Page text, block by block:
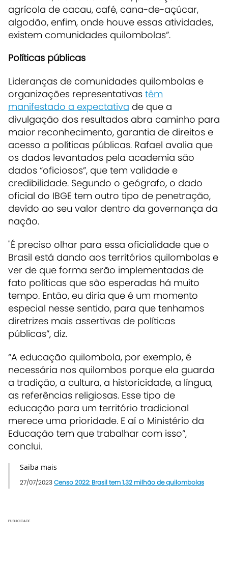
agrícola de cacau, café, cana-de-açúcar,
algodão, enfim, onde houve essas atividades,
existem comunidades quilombolas”.
Políticas públicas
Lideranças de comunidades quilombolas e
organizações representativas têm
manifestado a expectativa de que a
divulgação dos resultados abra caminho para
maior reconhecimento, garantia de direitos e
acesso a políticas públicas. Rafael avalia que
os dados levantados pela academia são
dados “oficiosos”, que tem validade e
credibilidade. Segundo o geógrafo, o dado
oficial do IBGE tem outro tipo de penetração,
devido ao seu valor dentro da governança da
nação.
"É preciso olhar para essa oficialidade que o
Brasil está dando aos territórios quilombolas e
ver de que forma serão implementadas de
fato políticas que são esperadas há muito
tempo. Então, eu diria que é um momento
especial nesse sentido, para que tenhamos
diretrizes mais assertivas de políticas
públicas”, diz.
“A educação quilombola, por exemplo, é
necessária nos quilombos porque ela guarda
a tradição, a cultura, a historicidade, a língua,
as referências religiosas. Esse tipo de
educação para um território tradicional
merece uma prioridade. E aí o Ministério da
Educação tem que trabalhar com isso”,
conclui.
Saiba mais
27/07/2023Censo 2022: Brasil tem 1,32 milhão de quilombolas
PUBLICIDADE